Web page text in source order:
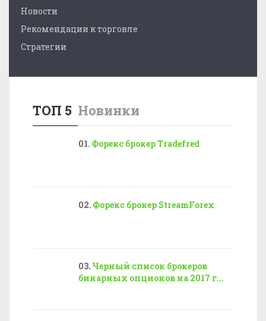
Новости
Рекомендации к торговле
Стратегии
ТОП 5 Новинки
Форекс брокер Tradefred
Форекс брокер StreamForex
Черный список брокеров
бинарных опционов на 2017 г...